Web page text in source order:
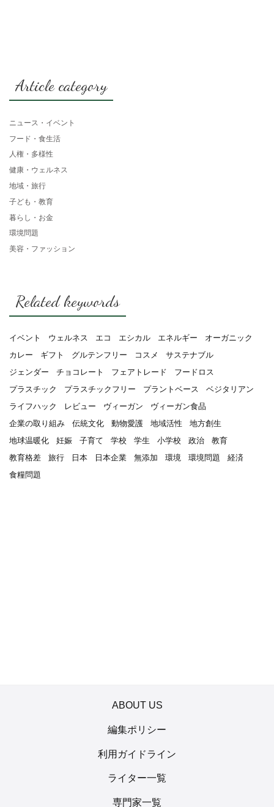
Article category
ニュース・イベント
フード・食生活
人権・多様性
健康・ウェルネス
地域・旅行
子ども・教育
暮らし・お金
環境問題
美容・ファッション
Related keywords
イベント ウェルネス エコ エシカル エネルギー
オーガニック
カレー
ギフト グルテンフリー コスメ
サステナブル
ジェンダー
チョコレート フェアトレード
フードロス
プラスチック
プラスチックフリー プラントベース
ベジタリアン
ライフハック
レビュー ヴィーガン
ヴィーガン食品
企業の取り組み
伝統文化 動物愛護 地域活性
地方創生
地球温暖化
妊娠 子育て 学校 学生 小学校 政治
教育
教育格差
旅行 日本 日本企業 無添加 環境 環境問題
経済
食糧問題
ABOUT US
編集ポリシー
利用ガイドライン
ライター一覧
専門家一覧